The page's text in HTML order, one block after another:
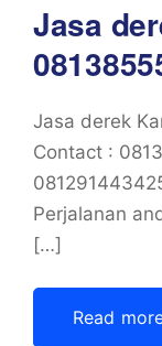
Jasa
Jasa derek
Contact :
Perjalanan
[…]
Read